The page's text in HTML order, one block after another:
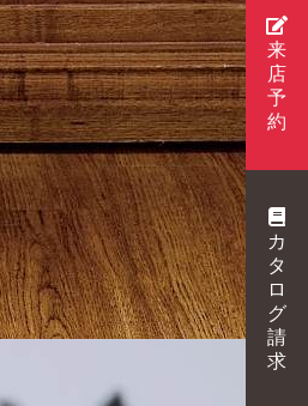
来
店
予
約
カ
タ
ロ
グ
請
求